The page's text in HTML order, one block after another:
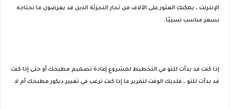
الإنترنت ، يمكنك العثور على الآلاف من تجار التجزئة الذين قد يعرضون ما تحتاجه
بسعر مناسب نسبيًا.
إذا كنت قد بدأت للتو في التخطيط لمشروع إعادة تصميم مطبخك أو حتى إذا كنت
قد بدأت للتو ، فلديك الوقت لتقرير ما إذا كنت ترغب في تغيير ديكور مطبخك أم لا.